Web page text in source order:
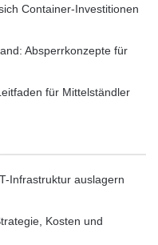
und Suzhou.
Container-Investitionen
Absperrkonzepte für
für Mittelständler
Infrastruktur auslagern
Kosten und